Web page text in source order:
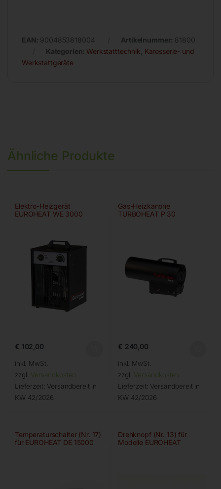
EAN: 9004853818004 Artikelnummer: 81800
Kategorien: Werkstatttechnik Karosserie- und
Werkstattgeräte
Ähnliche Produkte
Elektro-Heizgerät
EUROHEAT WE 3000
€ 102,00
inkl. MwSt.
zzgl. Versandkosten
Lieferzeit: Versandbereit in
KW 42/2026
Gas-Heizkanone
TURBOHEAT P 30
€ 240,00
inkl. MwSt.
zzgl. Versandkosten
Lieferzeit: Versandbereit in
KW 42/2026
Temperaturschalter (Nr. 17)
für EUROHEAT DE 15000
Drehknopf (Nr. 13) für
Modelle EUROHEAT